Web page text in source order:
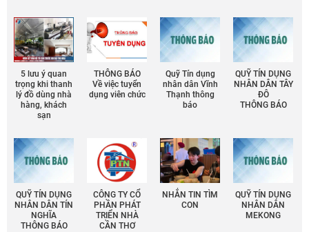
5 lưu ý quan
trọng khi thanh
lý đồ dùng nhà
hàng, khách
sạn
THÔNG BÁO
Về việc tuyển
dụng viên chức
Quỹ Tín dụng
nhân dân Vĩnh
Thạnh thông
báo
QUỸ TÍN DỤNG
NHÂN DÂN TÂY
ĐÔ
THÔNG BÁO
QUỸ TÍN DỤNG
NHÂN DÂN TÍN
NGHĨA
THÔNG BÁO
CÔNG TY CỔ
PHẦN PHÁT
TRIỂN NHÀ
CẦN THƠ
NHẮN TIN TÌM
CON
QUỸ TÍN DỤNG
NHÂN DÂN
MEKONG